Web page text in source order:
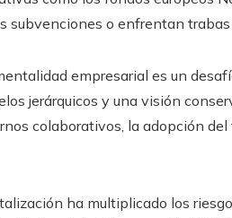
subvenciones o enfrentan trabas
empresarial es un
jerárquicos y una visión
colaborativos, la adopción
ha multiplicado los